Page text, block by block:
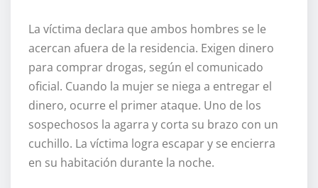
La víctima declara que ambos hombres se le
acercan afuera de la residencia. Exigen dinero
para comprar drogas, según el comunicado
oficial. Cuando la mujer se niega a entregar el
dinero, ocurre el primer ataque. Uno de los
sospechosos la agarra y corta su brazo con un
cuchillo. La víctima logra escapar y se encierra
en su habitación durante la noche.